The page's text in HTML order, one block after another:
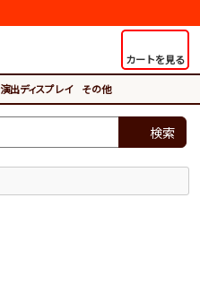
カートを見る
演出ディスプレイ その他
検索